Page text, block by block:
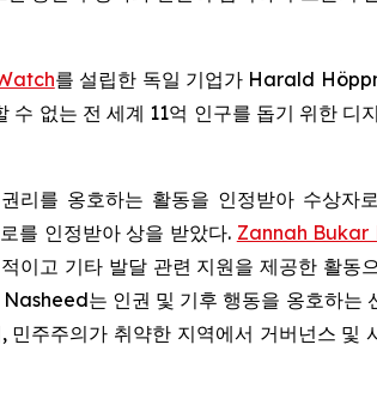
를 설립한 독일 기업가 Harald
없는 전 세계 11억 인구를 돕기 위한 디
를 옹호하는 활동을 인정받아 수상자
를 인정받아 상을 받았다. Zannah Bukar
이고 기타 발달 관련 지원을 제공한 활동
는 인권 및 기후 행동을 옹호하는
주주의가 취약한 지역에서 거버넌스 및